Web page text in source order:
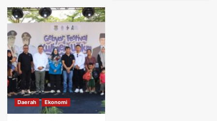
Daerah Ekonomi